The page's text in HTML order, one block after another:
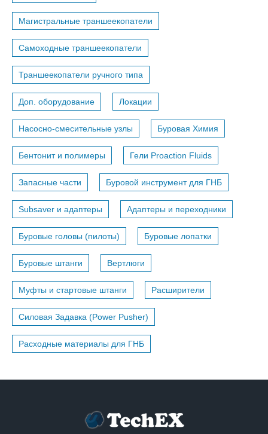
Магистральные траншеекопатели
Самоходные траншеекопатели
Траншеекопатели ручного типа
Доп. оборудование Локации
Насосно-смесительные узлы Буровая Химия
Бентонит и полимеры Гели Proaction Fluids
Запасные части Буровой инструмент для ГНБ
Subsaver и адаптеры Адаптеры и переходники
Буровые головы (пилоты) Буровые лопатки
Буровые штанги Вертлюги
Муфты и стартовые штанги Расширители
Силовая Задавка (Power Pusher)
Расходные материалы для ГНБ